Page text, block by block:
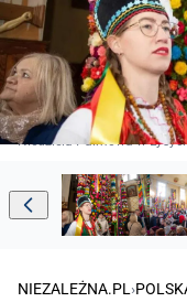
Niedziela Palmowa w
NIEZALEŻNA.PL ›